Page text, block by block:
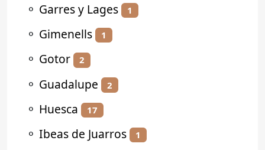
⚬ Garres y Lages 1
⚬ Gimenells 1
⚬ Gotor 2
⚬ Guadalupe 2
⚬ Huesca 17
⚬ Ibeas de Juarros 1